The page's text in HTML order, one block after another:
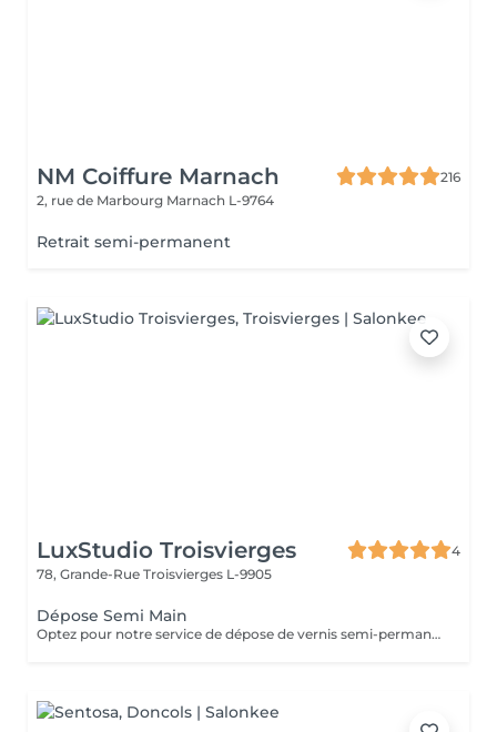
NM Coiffure Marnach
216
2, rue de Marbourg Marnach L-9764
Retrait semi-permanent
LuxStudio Troisvierges
4
78, Grande-Rue Troisvierges L-9905
Dépose Semi Main
Optez pour notre service de dépose de vernis semi-permanent avec 4 options adaptées à vos besoins : 1. Dépose simple : Retrait de l'ancien vernis semi-permanent.